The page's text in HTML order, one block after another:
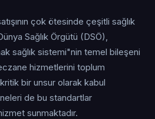
çok ötesinde çeşitli sağlık
Sağlık Örgütü (DSÖ),
sağlık sistemi"nin temel bileşeni
hizmetlerini toplum
kritik bir unsur olarak kabul
de bu standartlar
sunmaktadır.